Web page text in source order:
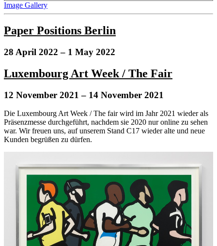
Image Gallery
Paper Positions Berlin
28 April 2022 – 1 May 2022
Luxembourg Art Week / The Fair
12 November 2021 – 14 November 2021
Die Luxembourg Art Week / The fair wird im Jahr 2021 wieder als
Präsenzmesse durchgeführt, nachdem sie 2020 nur online zu sehen
war. Wir freuen uns, auf unserem Stand C17 wieder alte und neue
Kunden begrüßen zu dürfen.